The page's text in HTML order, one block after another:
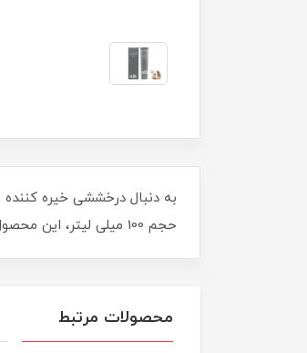
حجم 100 میلی لیتر، این محصول کیفیتی حرفه‌ای و پوششی یکدست ارائه می‌دهد. موهای خود را با درخشش بی‌نظیر طلایی جلا دهید و جذابیتتان را دوچندان کنید.
محصولات مرتبط